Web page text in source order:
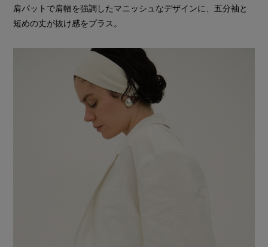
肩パットで肩幅を強調したマニッシュなデザインに、五分袖と
短めの丈が抜け感をプラス。